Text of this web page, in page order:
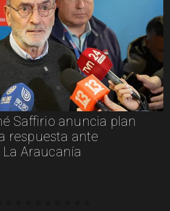
Saffirio anuncia plan
respuesta ante
Araucanía